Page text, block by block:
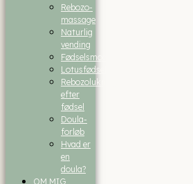
Rebozo-
massage
Naturlig
vending
Fødselsmodning
Lotusfødsel
Rebozolukning
efter
fødsel
Doula-
forløb
Hvad er
en
doula?
OM MIG